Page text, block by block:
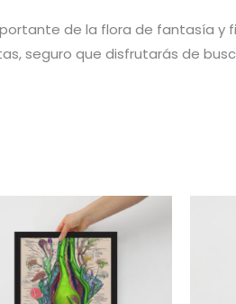
de la flora de fantasía y
seguro que disfrutarás de
Rango
de
precios:
desde
34,00 €
hasta
78,00 €